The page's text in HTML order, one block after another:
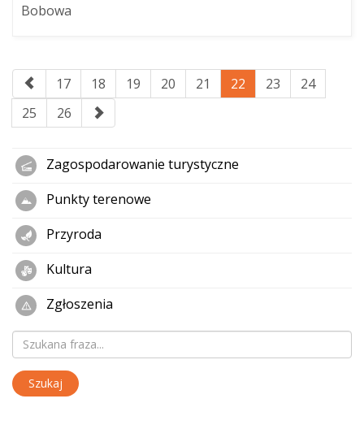
Bobowa
17 18 19 20 21 22 23
24
25
26
Zagospodarowanie turystyczne
Punkty terenowe
Przyroda
Kultura
Zgłoszenia